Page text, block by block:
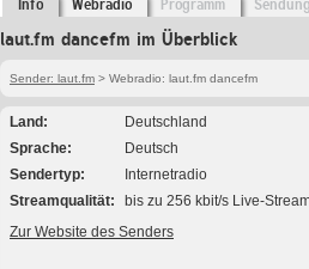
Info Webradio Programm
laut.fm dancefm im Überblick
Sender: laut.fm > Webradio: laut.fm dancefm
Land
Deutschland
Sprache
Deutsch
Sendertyp
Internetradio
Streamqualität
bis zu 256 kbit/s Live-
Zur Website des Senders